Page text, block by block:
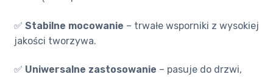
✅ Stabilne mocowanie – trwałe wsporniki z wysokiej
jakości tworzywa.
✅ Uniwersalne zastosowanie – pasuje do drzwi,